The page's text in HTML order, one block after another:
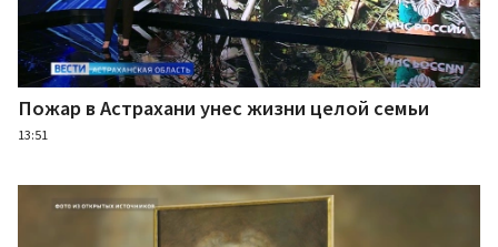
Пожар в Астрахани унес жизни целой семьи
13:51